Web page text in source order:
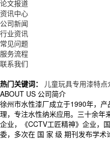
论文报道
资讯中心
公司新闻
行业资讯
常见问题
服务流程
联系我们
热门关键词：
儿童玩具专用漆特点
ABOUT US 公司简介
徐州市水性漆厂成立于1990年，
理，专注水性纳米应用。三十余年
企业，《CCTV工匠精神》企业，
委，多次在 国 家 级 期刊发布学